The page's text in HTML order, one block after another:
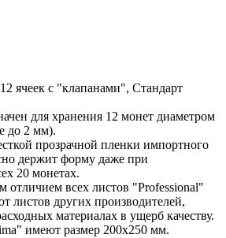
ячеек с "клапанами", Стандарт
для хранения 12 монет диаметром
до 2 мм).
прозрачной пленки импортного
держит форму даже при
20 монетах.
отличием всех листов "Professional"
листов других производителей,
материалах в ущерб качеству.
имеют размер 200х250 мм.